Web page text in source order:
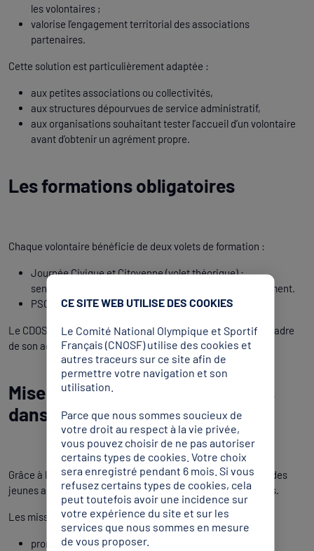
les volontaires ;
valorise l’engagement territorial des associations
partenaires.
Cette solution est particulièrement adaptée :
aux petites associations ou collectivités,
aux structures dépourvues de service administratif,
aux organisations souhaitant tester l’accueil d’un volontaire
avant d’obtenir un agrément propre.
Les formations obligatoires
Chaque volontaire bénéficie de deux volets de formation :
Journée Civique et Citoyenne (volet théorique) :
sensibilisation aux enjeux de citoyenneté et d’engagement.
PSC1 (volet pratique) : formation aux premiers secours.
Le CDOS 23 organise et coordonne ces formations dans le cadre
de son agrément.
Mise à disposition de volontaires
dans les clubs et comités
Grâce à l’intermédiation, le CDOS peut mettre à disposition des
jeunes auprès des clubs, comités et collectivités creusoises.
Les missions dans le secteur sportif peuvent être :
promotion de la pratique sportive ;
CE SITE WEB UTILISE DES COOKIES
Le Comité National Olympique et Sportif
Français (CNOSF) utilise des cookies et
autres traceurs sur ce site afin de
permettre votre navigation et son
utilisation.
Parce que nous sommes soucieux de
votre droit au respect à la vie privée,
vous pouvez choisir de ne pas autoriser
certains types de cookies. Votre choix
sera enregistré pendant 6 mois. Si vous
refusez certains types de cookies, cela
peut toutefois avoir une incidence sur
votre expérience du site et sur les
services que nous sommes en mesure
de vous proposer.